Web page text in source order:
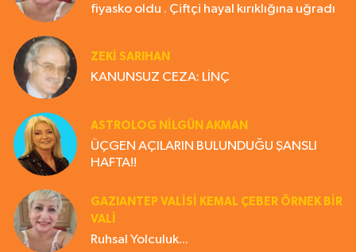
fiyasko oldu . Çiftçi hayal kırıklığına uğradı
ZEKI SARIHAN
KANUNSUZ CEZA: LİNÇ
ASTROLOG NILGÜN AKMAN
ÜÇGEN AÇILARIN BULUNDUĞU ŞANSLI
HAFTA!!
GAZIANTEP VALISI KEMAL ÇEBER ÖRNEK BİR
VALİ
Ruhsal Yolculuk...